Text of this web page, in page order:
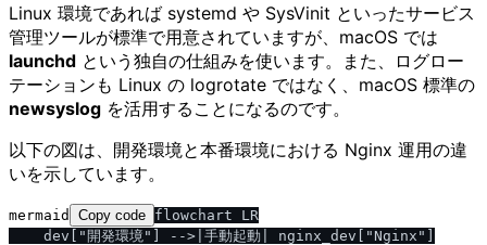
Linux 環境であれば systemd や SysVinit といったサービス
管理ツールが標準で用意されていますが、macOS では
launchd という独自の仕組みを使います。また、ログロー
テーションも Linux の logrotate ではなく、macOS 標準の
newsyslog を活用することになるのです。
以下の図は、開発環境と本番環境における Nginx 運用の違
いを示しています。
mermaid Copy code flowchart LR
    dev["開発環境"] -->|手動起動| nginx_dev["Nginx"]